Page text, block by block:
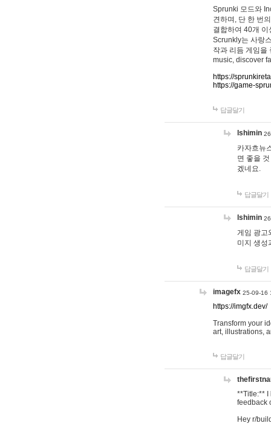
Sprunki 모드와
견하며, 단 한 번
결합하여 40개
Scrunkly는 사랑
작과 리듬 게임을
music, discover
https://
https://game-
답글달기
lshimin
카자흐뉴
면 좋을
겠네요.
답글달기
lshimin
게임 광고
미지 생성
답글달기
imagefx 25-09-16
https://imgfx.dev/
Transform your
art, illustrations,
답글달기
**Title:** I
feedback
Hey r/